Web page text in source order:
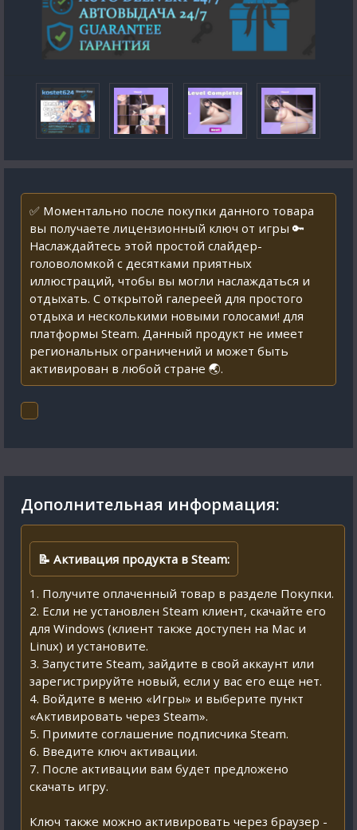
✅ Моментально после покупки данного товара
вы получаете лицензионный ключ от игры 🔑
Наслаждайтесь этой простой слайдер-
головоломкой с десятками приятных
иллюстраций, чтобы вы могли наслаждаться и
отдыхать. С открытой галереей для простого
отдыха и несколькими новыми голосами! для
платформы Steam. Данный продукт не имеет
региональных ограничений и может быть
активирован в любой стране 🌏.
Дополнительная информация:
📝 Активация продукта в Steam:
1. Получите оплаченный товар в разделе Покупки.
2. Если не установлен Steam клиент, скачайте его
для Windows (клиент также доступен на Mac и
Linux) и установите.
3. Запустите Steam, зайдите в свой аккаунт или
зарегистрируйте новый, если у вас его еще нет.
4. Войдите в меню «Игры» и выберите пункт
«Активировать через Steam».
5. Примите соглашение подписчика Steam.
6. Введите ключ активации.
7. После активации вам будет предложено
скачать игру.
Ключ также можно активировать через браузер -